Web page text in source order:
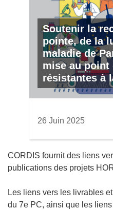
Soutenir la
pointe, de la
maladie de
mise au point
résistantes à
26 Juin 2025
CORDIS fournit des liens
publications des projets
Les liens vers les livrables
du 7e PC, ainsi que les